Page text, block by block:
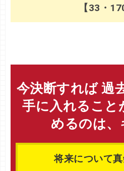
【33・
今決断すれば 過
手に入れること
めるのは、
将来について